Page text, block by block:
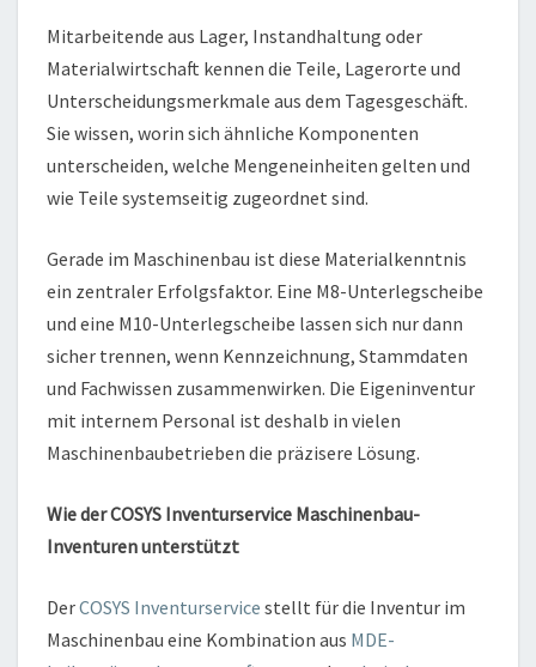
Mitarbeitende aus Lager, Instandhaltung oder
Materialwirtschaft kennen die Teile, Lagerorte und
Unterscheidungsmerkmale aus dem Tagesgeschäft.
Sie wissen, worin sich ähnliche Komponenten
unterscheiden, welche Mengeneinheiten gelten und
wie Teile systemseitig zugeordnet sind.
Gerade im Maschinenbau ist diese Materialkenntnis
ein zentraler Erfolgsfaktor. Eine M8-Unterlegscheibe
und eine M10-Unterlegscheibe lassen sich nur dann
sicher trennen, wenn Kennzeichnung, Stammdaten
und Fachwissen zusammenwirken. Die Eigeninventur
mit internem Personal ist deshalb in vielen
Maschinenbaubetrieben die präzisere Lösung.
Wie der COSYS Inventurservice Maschinenbau-
Inventuren unterstützt
DerCOSYS Inventurservice stellt für die Inventur im
Maschinenbau eine Kombination aus MDE-